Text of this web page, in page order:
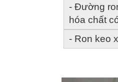
- Đường
hóa chất
- Ron keo